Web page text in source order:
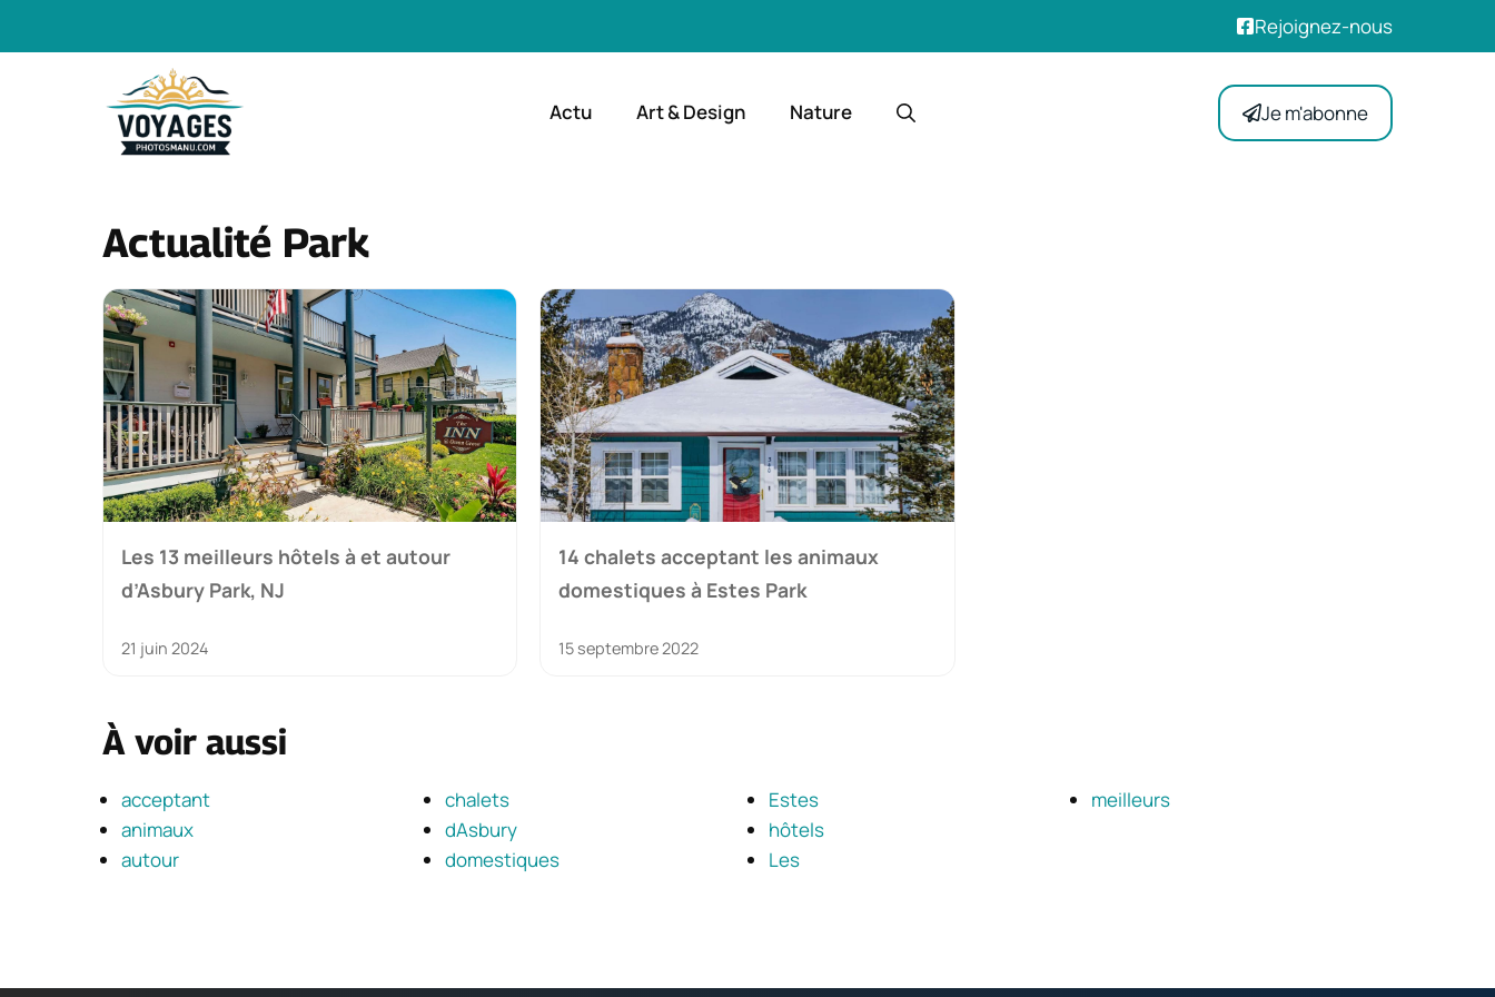
Rejoignez-nous
Actu Art & Design Nature Je m'abonne
Actualité Park
Les 13 meilleurs hôtels à et autour
d’Asbury Park, NJ
21 juin 2024
14 chalets acceptant les animaux
domestiques à Estes Park
15 septembre 2022
À voir aussi
acceptant
animaux
autour
chalets
dAsbury
domestiques
Estes
hôtels
Les
meilleurs